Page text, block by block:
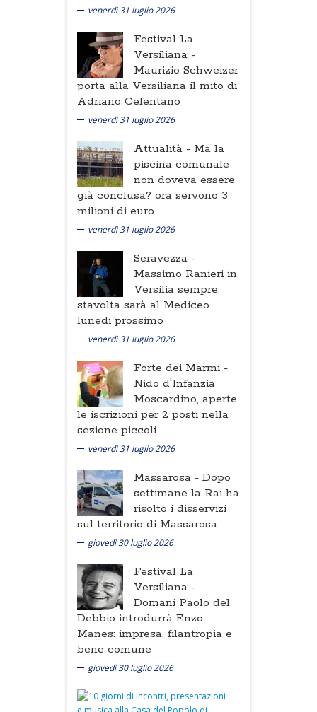
venerdì 31 luglio 2026
Festival La
Versiliana -
Maurizio Schweizer
porta alla Versiliana il mito di
Adriano Celentano
venerdì 31 luglio 2026
Attualità - Ma la
piscina comunale
non doveva essere
già conclusa? ora servono 3
milioni di euro
venerdì 31 luglio 2026
Seravezza -
Massimo Ranieri in
Versilia sempre:
stavolta sarà al Mediceo
lunedi prossimo
venerdì 31 luglio 2026
Forte dei Marmi -
Nido d'Infanzia
Moscardino, aperte
le iscrizioni per 2 posti nella
sezione piccoli
venerdì 31 luglio 2026
Massarosa - Dopo
settimane la Rai ha
risolto i disservizi
sul territorio di Massarosa
giovedì 30 luglio 2026
Festival La
Versiliana -
Domani Paolo del
Debbio introdurrà Enzo
Manes: impresa, filantropia e
bene comune
giovedì 30 luglio 2026